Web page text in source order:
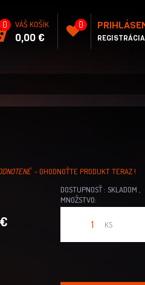
VÁŠ KOŠÍK
0
0,00 €
0
- OHODNOŤTE PRODUKT TERAZ !
DOSTUPNOSŤ : SKLADOM ,
MNOŽSTVO:
KS